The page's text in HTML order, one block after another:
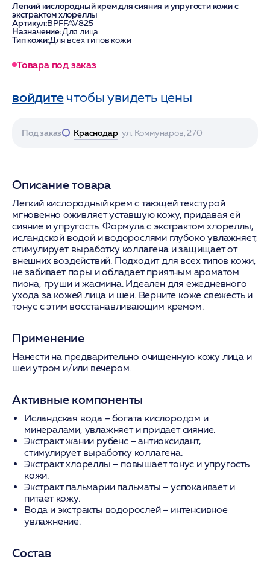
Легкий кислородный крем для сияния и упругости кожи с
экстрактом хлореллы
Артикул:BPFFAV825
Назначение:Для лица
Тип кожи:Для всех типов кожи
Товара под заказ
войдитечтобы увидеть цены
Под заказ Краснодар ул. Коммунаров, 270
Описание товара
Легкий кислородный крем с тающей текстурой
мгновенно оживляет уставшую кожу, придавая ей
сияние и упругость. Формула с экстрактом хлореллы,
исландской водой и водорослями глубоко увлажняет,
стимулирует выработку коллагена и защищает от
внешних воздействий. Подходит для всех типов кожи,
не забивает поры и обладает приятным ароматом
пиона, груши и жасмина. Идеален для ежедневного
ухода за кожей лица и шеи. Верните коже свежесть и
тонус с этим восстанавливающим кремом.
Применение
Нанести на предварительно очищенную кожу лица и
шеи утром и/или вечером.
Активные компоненты
Исландская вода – богата кислородом и
минералами, увлажняет и придает сияние.
Экстракт жании рубенс– антиоксидант,
стимулирует выработку коллагена.
Экстракт хлореллы – повышает тонус и упругость
кожи.
Экстракт пальмарии пальматы – успокаивает и
питает кожу.
Вода и экстракты водорослей– интенсивное
увлажнение.
Состав